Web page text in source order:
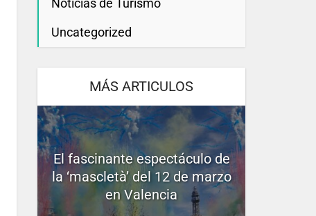
Noticias de Turismo
Uncategorized
MÁS ARTICULOS
El fascinante espectáculo de
la ‘mascletà’ del 12 de marzo
en Valencia